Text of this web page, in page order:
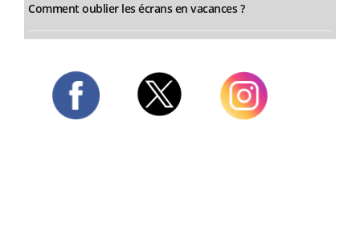
Comment oublier les écrans en vacances ?